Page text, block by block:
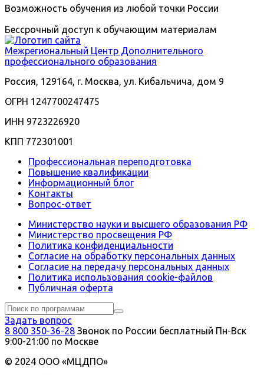
Возможность обучения из любой точки России
Бессрочный доступ к обучающим материалам
Межрегиональный Центр Дополнительного
профессионального образования
Россия, 129164, г. Москва, ул. Кибальчича, дом 9
ОГРН 1247700247475
ИНН 9723226920
КПП 772301001
Профессиональная переподготовка
Повышение квалификации
Информационный блог
Контакты
Вопрос-ответ
Министерство науки и высшего образования РФ
Министерство просвещения РФ
Политика конфиденциальности
Согласие на обработку персональных данных
Согласие на передачу персональных данных
Политика использования сookie-файлов
Публичная оферта
Задать вопрос
8 800 350-36-28 Звонок по России бесплатный Пн-Вск
9:00-21:00 по Москве
© 2024 ООО «МЦДПО»